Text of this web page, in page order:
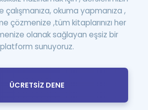
çalışmanıza, okuma yapmanıza ,
çözmenize ,tüm kitaplarınızı her
olanak sağlayan eşsiz bir
platform sunuyoruz.
ÜCRETSİZ DENE